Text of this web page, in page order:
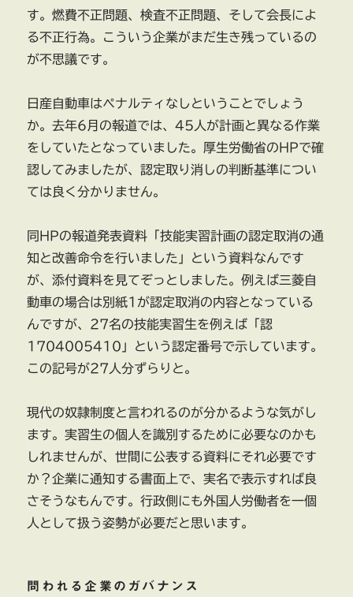
す。燃費不正問題、検査不正問題、そして会長によ
る不正行為。こういう企業がまだ生き残っているの
が不思議です。
日産自動車はペナルティなしということでしょう
か。去年6月の報道では、45人が計画と異なる作業
をしていたとなっていました。厚生労働省のHPで確
認してみましたが、認定取り消しの判断基準につい
ては良く分かりません。
同HPの報道発表資料「技能実習計画の認定取消の通
知と改善命令を行いました」という資料なんです
が、添付資料を見てぞっとしました。例えば三菱自
動車の場合は別紙1が認定取消の内容となっている
んですが、27名の技能実習生を例えば「認
1704005410」という認定番号で示しています。
この記号が27人分ずらりと。
現代の奴隷制度と言われるのが分かるような気がし
ます。実習生の個人を識別するために必要なのかも
しれませんが、世間に公表する資料にそれ必要です
か？企業に通知する書面上で、実名で表示すれば良
さそうなもんです。行政側にも外国人労働者を一個
人として扱う姿勢が必要だと思います。
問われる企業のガバナンス